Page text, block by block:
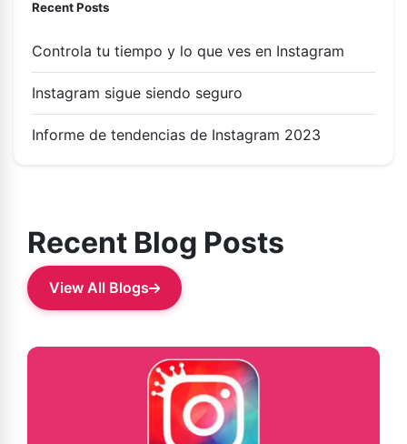
Recent Posts
Controla tu tiempo y lo que ves en Instagram
Instagram sigue siendo seguro
Informe de tendencias de Instagram 2023
Recent Blog Posts
View All Blogs